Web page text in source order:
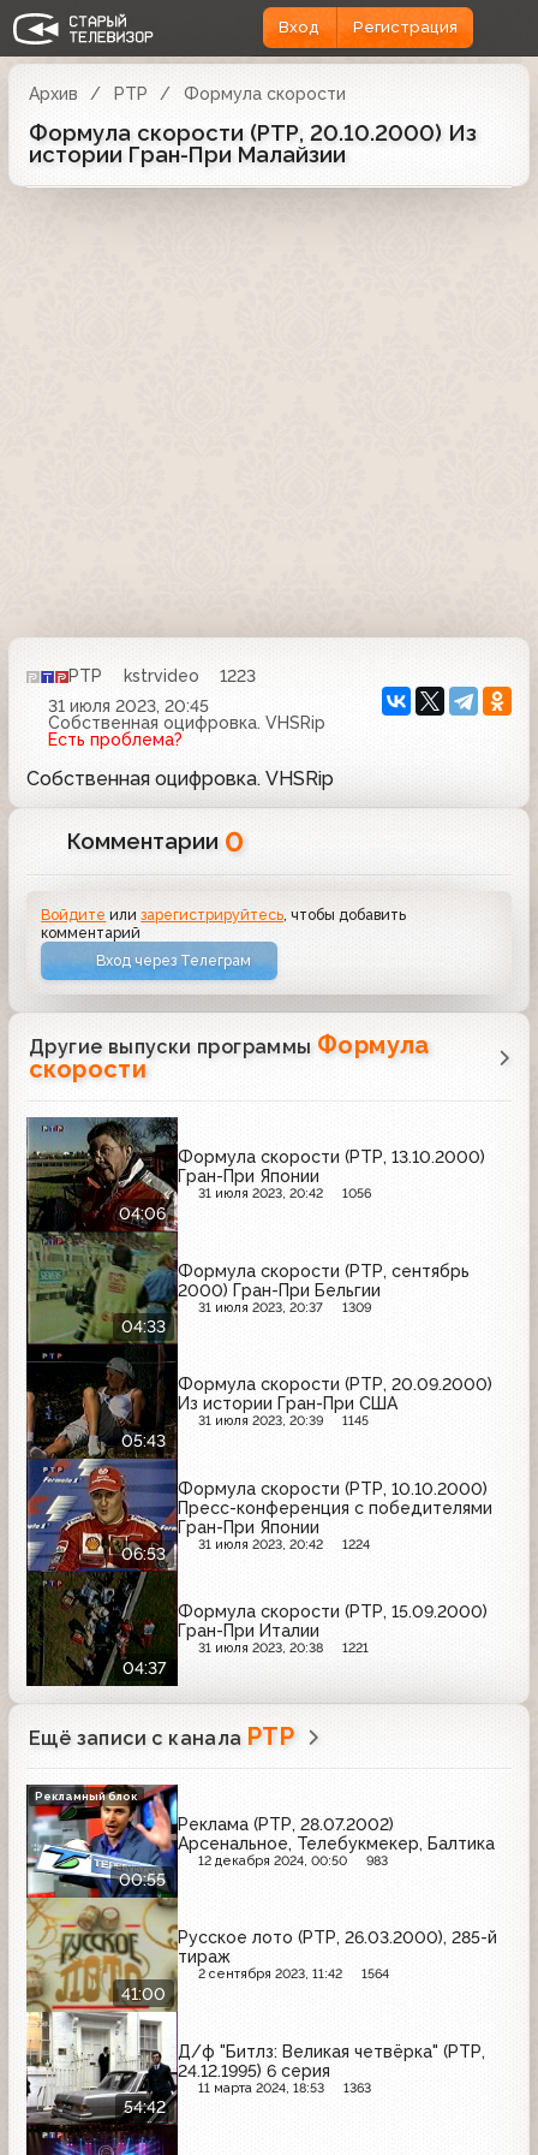
Вход Регистрация
Архив РТР Формула скорости
Формула скорости (РТР, 20.10.2000) Из
истории Гран-При Малайзии
РТР kstrvideo
1223
31 июля 2023, 20:45
Собственная оцифровка. VHSRip
Есть проблема?
Собственная оцифровка. VHSRip
Комментарии 0
Войдите илизарегистрируйтесь , чтобы добавить
комментарий
Вход через Телеграм
Другие выпуски программы Формула
скорости
04:06
Формула скорости (РТР, 13.10.2000)
Гран-При Японии
31 июля 2023, 20:42 1056
04:33
Формула скорости (РТР, сентябрь
2000) Гран-При Бельгии
31 июля 2023, 20:37 1309
05:43
Формула скорости (РТР, 20.09.2000)
Из истории Гран-При США
31 июля 2023, 20:39 1145
06:53
Формула скорости (РТР, 10.10.2000)
Пресс-конференция с победителями
Гран-При Японии
31 июля 2023, 20:42 1224
04:37
Формула скорости (РТР, 15.09.2000)
Гран-При Италии
31 июля 2023, 20:38 1221
Ещё записи с канала РТР
00:55
Реклама (РТР, 28.07.2002)
Арсенальное, Телебукмекер, Балтика
12 декабря 2024, 00:50 983
Рекламный блок
41:00
Русское лото (РТР, 26.03.2000), 285-й
тираж
2 сентября 2023, 11:42 1564
54:42
Д/ф "Битлз: Великая четвёрка" (РТР,
24.12.1995) 6 серия
11 марта 2024, 18:53 1363